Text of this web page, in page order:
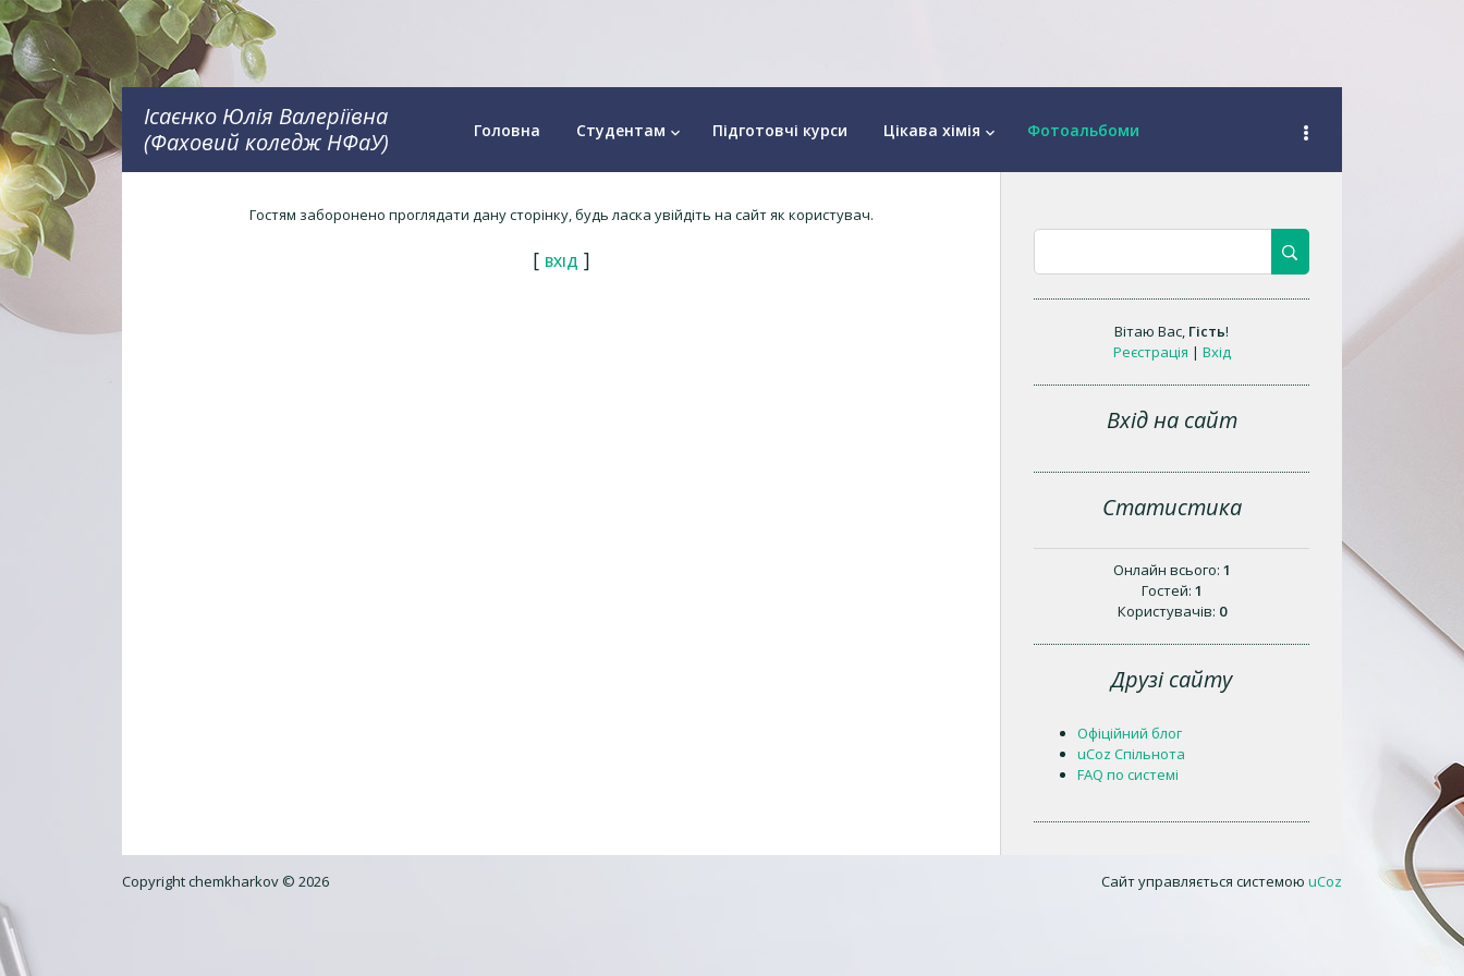
Ісаєнко Юлія Валеріївна
(Фаховий коледж НФаУ)
Головна Студентам keyboard_arrow_down Підготовчі курси Цікава хімія keyboard_arrow_down Фотоальбоми
Гостям заборонено проглядати дану сторінку, будь ласка увійдіть на сайт як користувач.
[ ВХІД ]
Вітаю Вас, Гість!
Реєстрація | Вхід
Вхід на сайт
Статистика
Онлайн всього: 1
Гостей: 1
Користувачів: 0
Друзі сайту
Офіційний блог
uCoz Спільнота
FAQ по системі
Copyright chemkharkov © 2026 Сайт управляється системою uCoz